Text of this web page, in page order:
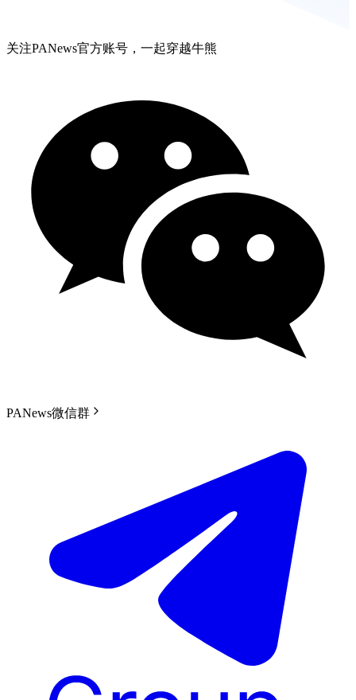
关注PANews官方账号，一起穿越牛熊
PANews微信群